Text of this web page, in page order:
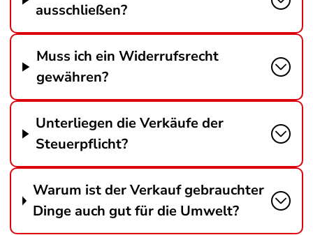
ausschließen?
Muss ich ein Widerrufsrecht
gewähren?
Unterliegen die Verkäufe der
Steuerpflicht?
Warum ist der Verkauf gebrauchter
Dinge auch gut für die Umwelt?